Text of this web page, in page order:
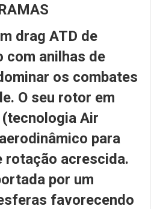
drag ATD de
com anilhas de
os combates
O seu rotor em
Air
para
rotação acrescida.
por um
favorecendo